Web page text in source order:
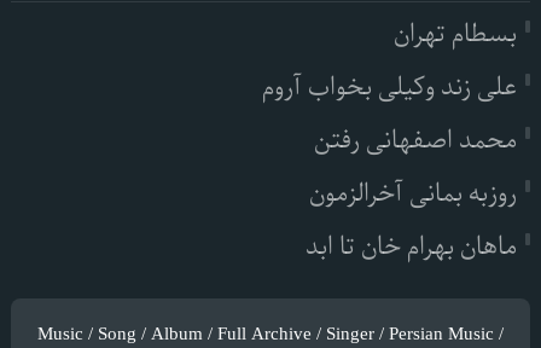
بسطام تهران
علی زند وکیلی بخواب آروم
محمد اصفهانی رفتن
روزبه بمانی آخرالزمون
ماهان بهرام خان تا ابد
Music / Song / Album / Full Archive / Singer / Persian Music /